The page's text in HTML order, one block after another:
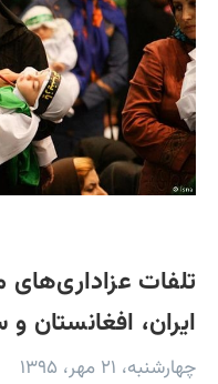
تلفات
ایران، افغانستان و
چهارشنبه، ۲۱ مهر، ۱۳۹۵